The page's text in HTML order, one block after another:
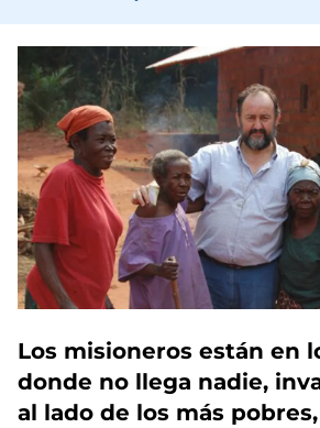
Los misioneros están en
donde no llega nadie,
al lado de los más pobres